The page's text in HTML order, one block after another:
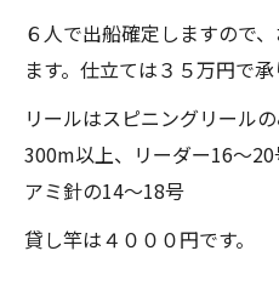
６人で出船確定しますので
ます。仕立ては３５万円で承
リールはスピニングリール
300m以上、リーダー16～
アミ針の14～18号
貸し竿は４０００円です。